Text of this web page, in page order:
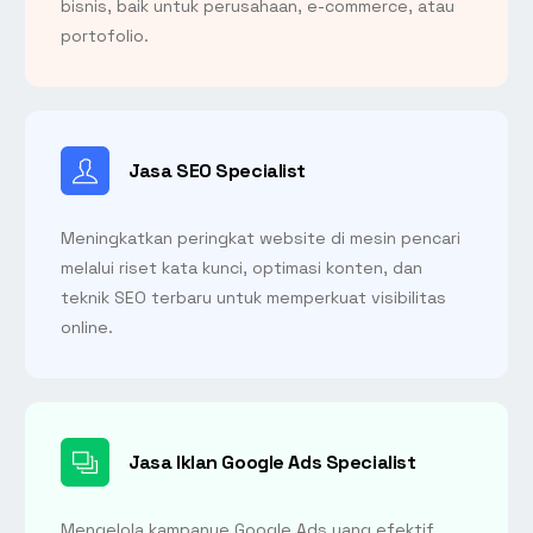
bisnis, baik untuk perusahaan, e-commerce, atau
portofolio.
Jasa SEO Specialist
Meningkatkan peringkat website di mesin pencari
melalui riset kata kunci, optimasi konten, dan
teknik SEO terbaru untuk memperkuat visibilitas
online.
Jasa Iklan Google Ads Specialist